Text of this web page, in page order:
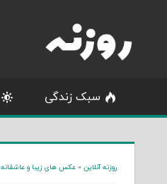
content
سبک زندگی
روزنه آنلاین »عکس های زیبا و عاشقانه